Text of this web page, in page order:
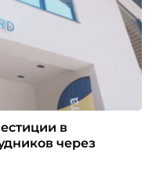
в
через